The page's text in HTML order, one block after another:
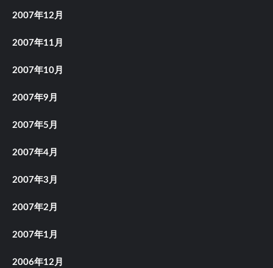
2007年12月
2007年11月
2007年10月
2007年9月
2007年5月
2007年4月
2007年3月
2007年2月
2007年1月
2006年12月